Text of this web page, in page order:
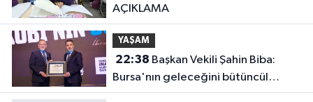
AÇIKLAMA
YAŞAM
22:38
Bursa'nın geleceğini bütüncül
anlayışla planlıyoruz